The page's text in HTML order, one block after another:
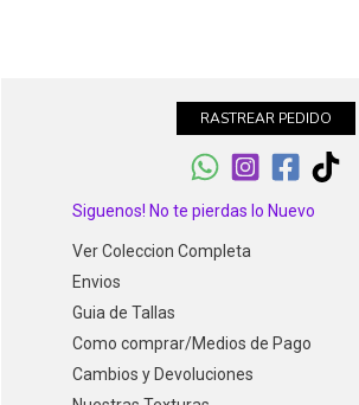
RASTREAR PEDIDO
Siguenos! No te pierdas lo Nuevo
Ver Coleccion Completa
Envios
Guia de Tallas
Como comprar/Medios de Pago
Cambios y Devoluciones